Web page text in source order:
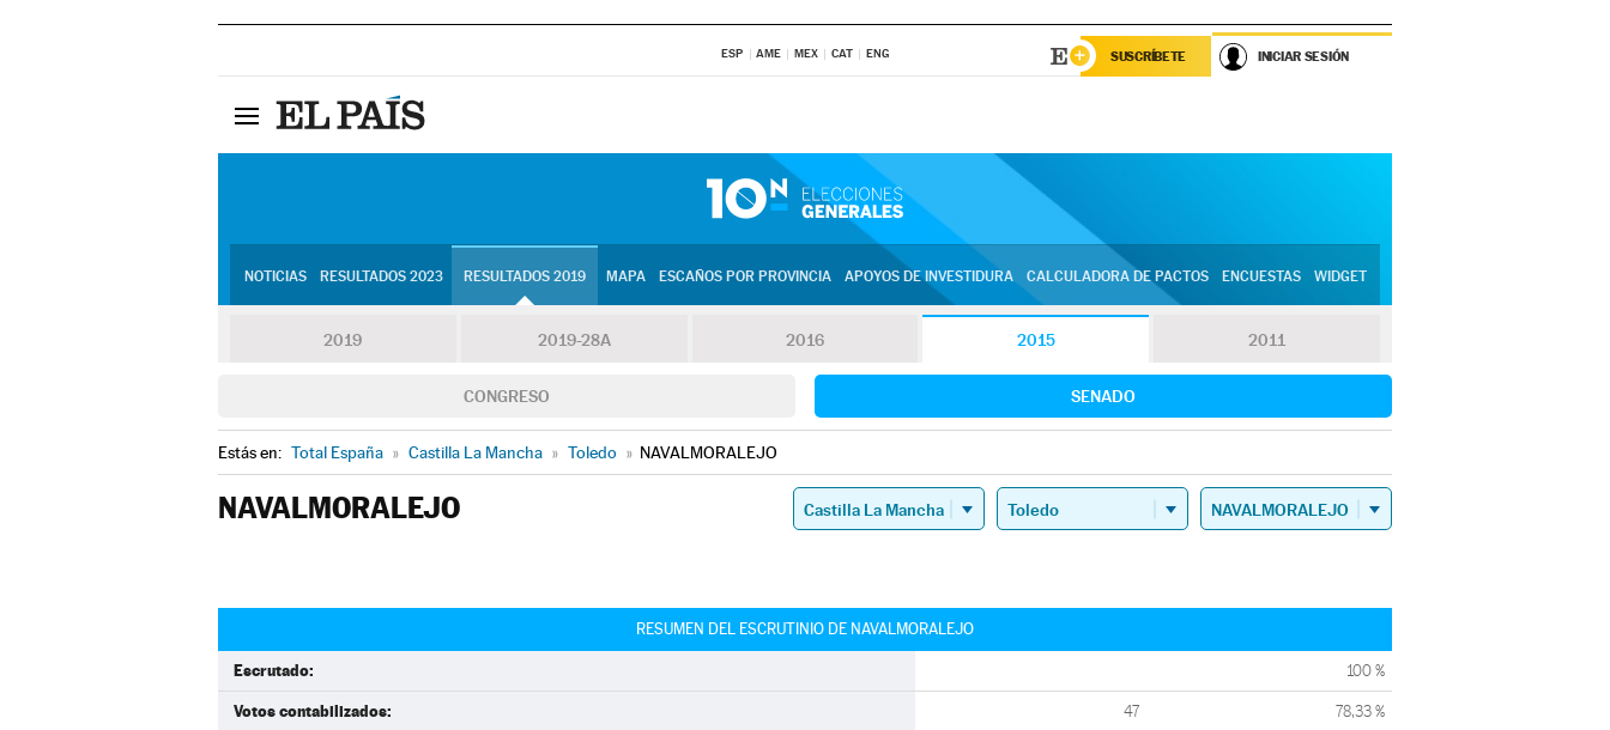
ESP AME MEX CAT ENG SUSCRÍBETE INICIAR SESIÓN
NOTICIAS RESULTADOS 2023 RESULTADOS 2019 MAPA ESCAÑOS POR PROVINCIA APOYOS DE INVESTIDURA CALCULADORA DE PACTOS ENCUESTAS WIDGET
2019 2019-28A 2016 2015 2011
CONGRESO SENADO
Estás en: Total España » Castilla La Mancha » Toledo » NAVALMORALEJO
NAVALMORALEJO
RESUMEN DEL ESCRUTINIO DE NAVALMORALEJO
Escrutado: 100 %
Votos contabilizados: 47 78,33 %